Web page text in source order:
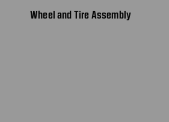
Wheel and Tire Assembly